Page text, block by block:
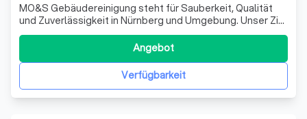
MO&S Gebäudereinigung steht für Sauberkeit, Qualität
und Zuverlässigkeit in Nürnberg und Umgebung. Unser Ziel
ist es, unseren Kunden stets ein sauberes, gepflegtes
und angenehmes Umfeld zu bieten – egal ob im privaten
oder gewerblichen Bereich. Wir bieten maßgeschneiderte
Reinigungslösungen für UntVerfügbarkeit
Angebot